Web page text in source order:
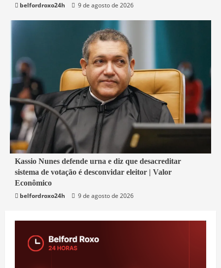
Economia
belfordroxo24h
9 de agosto de 2026
2 min read
Economia
Kassio Nunes defende urna e diz que desacreditar
sistema de votação é desconvidar eleitor | Valor
Econômico
belfordroxo24h
9 de agosto de 2026